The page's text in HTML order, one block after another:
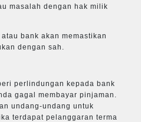
masalah dengan hak milik
bank akan memastikan
dengan sah.
perlindungan kepada bank
gagal membayar pinjaman.
undang-undang untuk
terdapat pelanggaran terma